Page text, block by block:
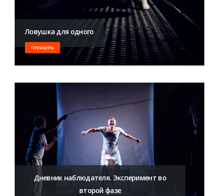
Ловушка для одного
ПРЕМЬЕРЫ
Дневник наблюдателя. Эксперимент во
второй фазе